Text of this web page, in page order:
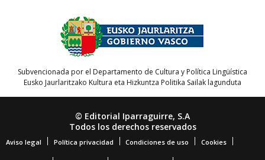
Subvencionada por el Departamento de Cultura y Política Lingüística
Eusko Jaurlaritzako Kultura eta Hizkuntza Politika Sailak lagunduta
© Editorial Iparraguirre, S.A
Todos los derechos reservados
Aviso legal Política privacidad Condiciones de uso Cookies